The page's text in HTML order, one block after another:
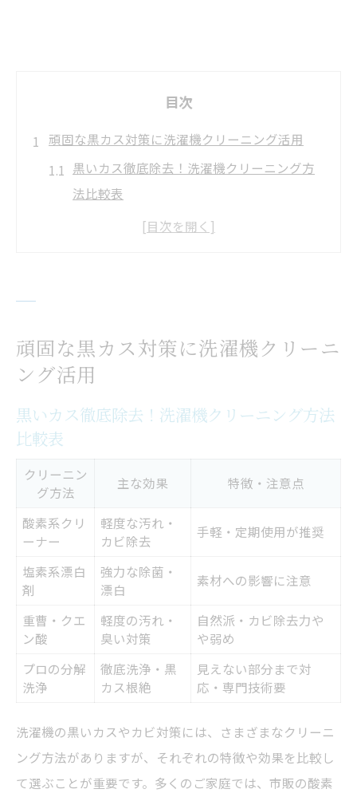
目次
頑固な黒カス対策に洗濯機クリーニング活用
黒いカス徹底除去！洗濯機クリーニング方
法比較表
洗濯機クリーニングで黒カスが出る原因を
いとは
黒いカス対策を強化する洗濯機クリーニン
グのコツ
洗濯槽のカビを根本から除去する秘訣
洗濯槽カビ除去の洗濯機クリーニング手順
早見表
洗濯機クリーニングでカビを防ぐ日常ケア
カビ取りにおすすめな洗濯機クリーニング
剤の選び方
重曹やオキシクリーン活用法と洗濯機クリ
ーニング
カビが再発しない洗濯機クリーニングの秘
黒いカスが止まらない時の洗濯機クリーニ
ング対策一覧
頑固な黒カス対策に洗濯機クリーニ
ング活用
黒いカス徹底除去！洗濯機クリーニング方法
比較表
クリーニン
グ方法
主な効果 特徴・注意点
酸素系クリ
ーナー
軽度な汚れ・
カビ除去
手軽・定期使用が推奨
塩素系漂白
剤
強力な除菌・
漂白
素材への影響に注意
重曹・クエ
ン酸
軽度の汚れ・
臭い対策
自然派・カビ除去力や
や弱め
プロの分解
洗浄
徹底洗浄・黒
カス根絶
見えない部分まで対
応・専門技術要
洗濯機の黒いカスやカビ対策には、さまざまなクリーニ
ング方法がありますが、それぞれの特徴や効果を比較し
て選ぶことが重要です。多くのご家庭では、市販の酸素